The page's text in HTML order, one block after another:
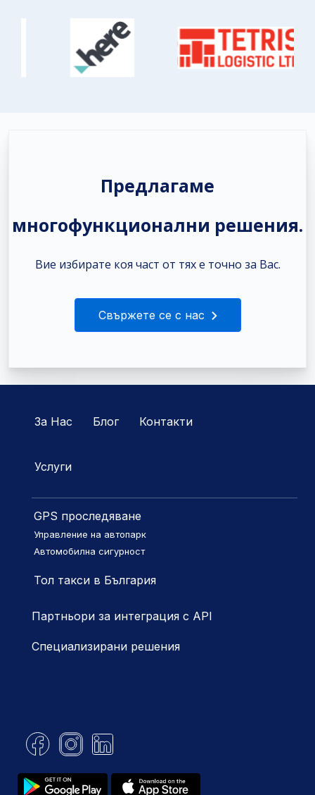
Предлагаме
многофункционални решения.
Вие избирате коя част от тях е точно за Вас.
Свържете се с нас
За Нас Блог Контакти
Услуги
GPS проследяване
Управление на автопарк
Автомобилна сигурност
Тол такси в България
Партньори за интеграция с API
Специализирани решения